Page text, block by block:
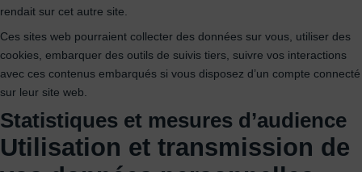
rendait sur cet autre site.
Ces sites web pourraient collecter des données sur vous, utiliser des
cookies, embarquer des outils de suivis tiers, suivre vos interactions
avec ces contenus embarqués si vous disposez d’un compte connecté
sur leur site web.
Statistiques et mesures d’audience
Utilisation et transmission de